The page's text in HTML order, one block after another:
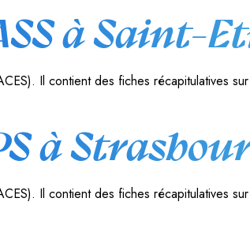
à Saint-
Il contient des fiches récapitulatives
à
Il contient des fiches récapitulatives